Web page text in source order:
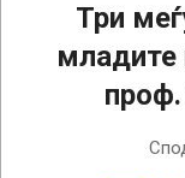
Три
младите